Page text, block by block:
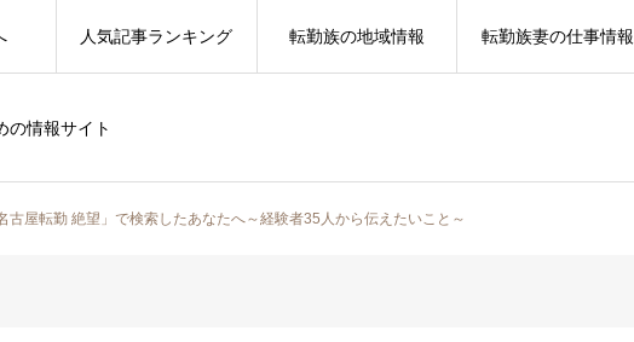
の情報サイト
人気記事ランキング 転勤族の地域情報 転勤族妻の仕事情報
名古屋転勤 絶望」で検索したあなたへ～経験者35人から伝えたいこと～